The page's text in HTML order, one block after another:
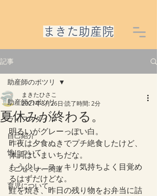
​まきた助産院
記事
助産師のポツリ
ライフスタイル
自己紹介
性について
ミニセミナー関連
育児について
助産師のポツリ
夏休みが終わる。
まきたひさこ
2021年8月26日 読了時間: 2分
明るいがグレーっぽい白。
昨夜は夕食ぬきでプチ絶食したけど、
体調はいまいちだな。
もう少し、スッキリ気持ちよく目覚め
るはずだけどな。
鮭を焼き、昨日の残り物をお弁当に詰